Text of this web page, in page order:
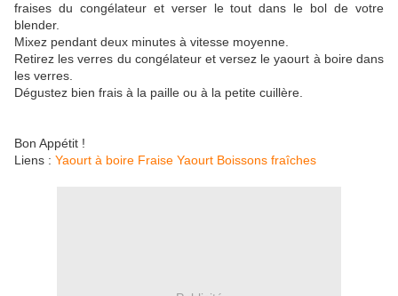
fraises du congélateur et verser le tout dans le bol de votre
blender.
Mixez pendant deux minutes à vitesse moyenne.
Retirez les verres du congélateur et versez le yaourt à boire dans
les verres.
Dégustez bien frais à la paille ou à la petite cuillère.
Bon Appétit !
Liens : Yaourt à boire Fraise Yaourt Boissons fraîches